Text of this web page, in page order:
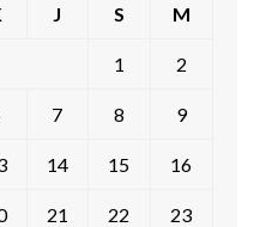
J S M
1 2
7 8 9
14 15 16
21 22 23